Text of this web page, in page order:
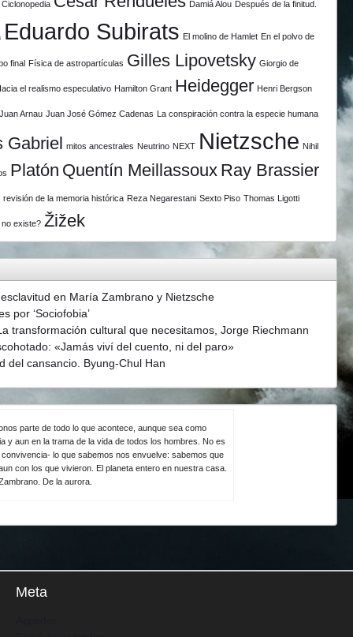
Ciclonopedia Damiá Alou Después de la finitud.
Eduardo Subirats El molino de Hamlet En el polvo de
final Física de astropartículas Gilles Lipovetsky Giorgio de
el realismo especulativo Hamilton Grant Heidegger Henri Bergson
Juan Arnau Juan José Gómez Cadenas La conspiración contra la especie humana
Gabriel mitos ancestrales Neutrino NEXT Nietzsche Nihil
Platón Quentín Meillassoux Ray Brassier
revisión de la memoria histórica Reza Negarestani Sexto Piso Thomas Ligotti
existe? Žižek
en María Zambrano y Nietzsche
por ‘Sociofobia’
transformación cultural que necesitamos, Jorge Riechmann
«Jamás viví del cuento, ni del paro»
del cansancio. Byung-Chul Han
parte de todo lo que acontece, aunque sea como
y aun en la trama de la vida de todos los hombres. No es
lo que sabemos nos envuelve: sabemos que
con los que vivieron. El planeta entero en nuestra casa.
De la aurora.
Meta